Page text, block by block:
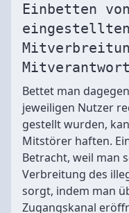
Einbetten
Bettet man
jeweiligen Nutzer
gestellt wurden,
Mitstörer haften.
Betracht, weil man
Verbreitung des
sorgt, indem man
Zugangskanal